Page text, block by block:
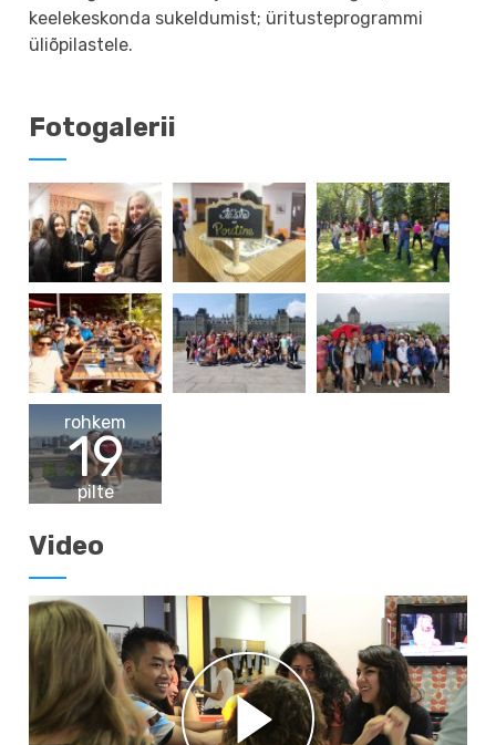
keelekeskonda sukeldumist; üritusteprogrammi
üliõpilastele.
Fotogalerii
rohkem
19
pilte
Video